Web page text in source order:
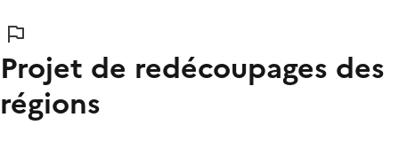
Projet de redécoupages des
régions